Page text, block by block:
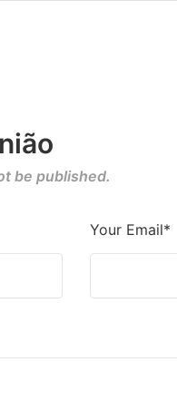
be published.
Your Email*